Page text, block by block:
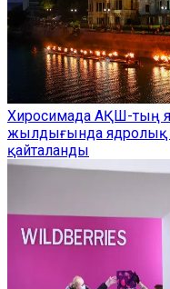
Хиросимада АҚШ-тың
жылдығында ядролық
қайталанды